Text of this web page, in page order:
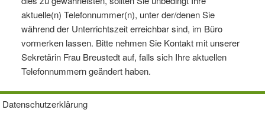
aktuelle(n) Telefonnummer(n), unter der/denen Sie
während der Unterrichtszeit erreichbar sind, im Büro
vormerken lassen. Bitte nehmen Sie Kontakt mit unserer
Sekretärin Frau Breustedt auf, falls sich Ihre aktuellen
Telefonnummern geändert haben.
Datenschutzerklärung